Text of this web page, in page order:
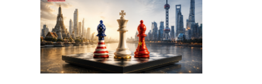
อินโดนีเซีย